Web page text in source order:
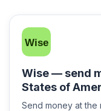
Wise — send
States of
Send money at the